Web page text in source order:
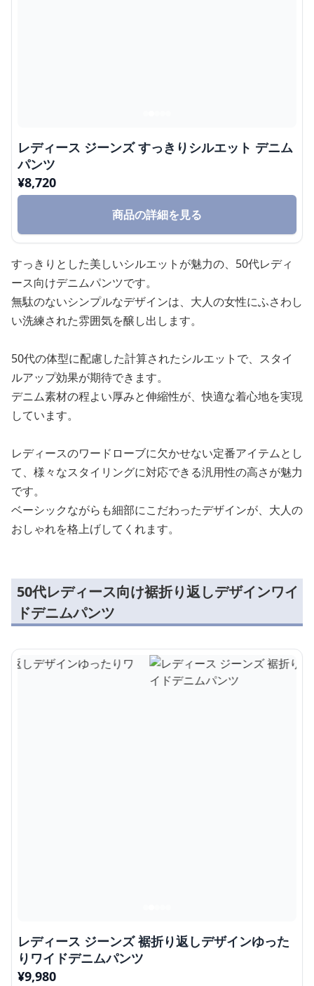
レディース ジーンズ すっきりシルエット デニム
パンツ
¥8,720
商品の詳細を見る
すっきりとした美しいシルエットが魅力の、50代レディ
ース向けデニムパンツです。
無駄のないシンプルなデザインは、大人の女性にふさわし
い洗練された雰囲気を醸し出します。
50代の体型に配慮した計算されたシルエットで、スタイ
ルアップ効果が期待できます。
デニム素材の程よい厚みと伸縮性が、快適な着心地を実現
しています。
レディースのワードローブに欠かせない定番アイテムとし
て、様々なスタイリングに対応できる汎用性の高さが魅力
です。
ベーシックながらも細部にこだわったデザインが、大人の
おしゃれを格上げしてくれます。
50代レディース向け裾折り返しデザインワイ
ドデニムパンツ
レディース ジーンズ 裾折り返しデザインゆった
りワイドデニムパンツ
¥9,980